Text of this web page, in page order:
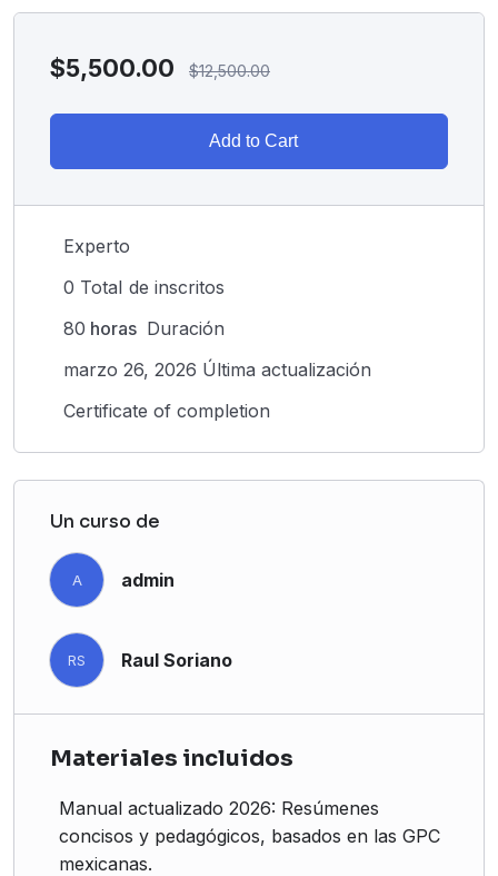
$5,500.00 $12,500.00
Add to Cart
Experto
0 TotaI de inscritos
80 horas Duración
marzo 26, 2026 Última actualización
Certificate of completion
Un curso de
A admin
RS Raul Soriano
Materiales incluidos
Manual actualizado 2026: Resúmenes
concisos y pedagógicos, basados en las GPC
mexicanas.